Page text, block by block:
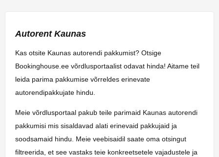
Autorent Kaunas
Kas otsite Kaunas autorendi pakkumist? Otsige
Bookinghouse.ee võrdlusportaalist odavat hinda! Aitame teil
leida parima pakkumise võrreldes erinevate
autorendipakkujate hindu.
Meie võrdlusportaal pakub teile parimaid Kaunas autorendi
pakkumisi mis sisaldavad alati erinevaid pakkujaid ja
soodsamaid hindu. Meie veebisaidil saate oma otsingut
filtreerida, et see vastaks teie konkreetsetele vajadustele ja